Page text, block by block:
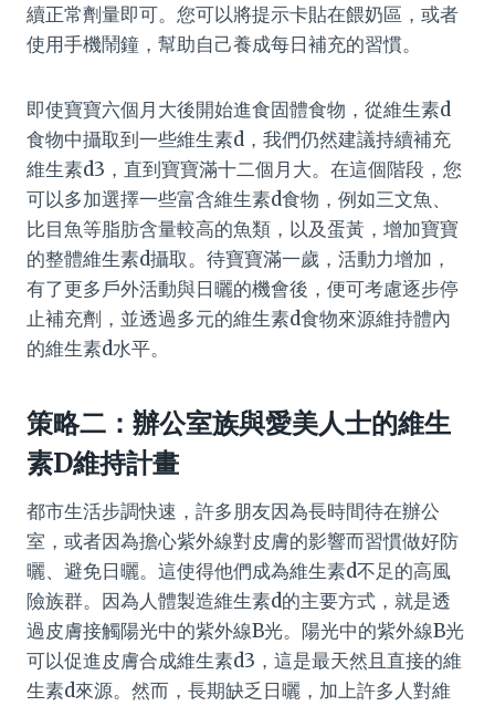
續正常劑量即可。您可以將提示卡貼在餵奶區，或者
使用手機鬧鐘，幫助自己養成每日補充的習慣。
即使寶寶六個月大後開始進食固體食物，從維生素d
食物中攝取到一些維生素d，我們仍然建議持續補充
維生素d3，直到寶寶滿十二個月大。在這個階段，您
可以多加選擇一些富含維生素d食物，例如三文魚、
比目魚等脂肪含量較高的魚類，以及蛋黃，增加寶寶
的整體維生素d攝取。待寶寶滿一歲，活動力增加，
有了更多戶外活動與日曬的機會後，便可考慮逐步停
止補充劑，並透過多元的維生素d食物來源維持體內
的維生素d水平。
策略二：辦公室族與愛美人士的維生
素D維持計畫
都市生活步調快速，許多朋友因為長時間待在辦公
室，或者因為擔心紫外線對皮膚的影響而習慣做好防
曬、避免日曬。這使得他們成為維生素d不足的高風
險族群。因為人體製造維生素d的主要方式，就是透
過皮膚接觸陽光中的紫外線B光。陽光中的紫外線B光
可以促進皮膚合成維生素d3，這是最天然且直接的維
生素d來源。然而，長期缺乏日曬，加上許多人對維